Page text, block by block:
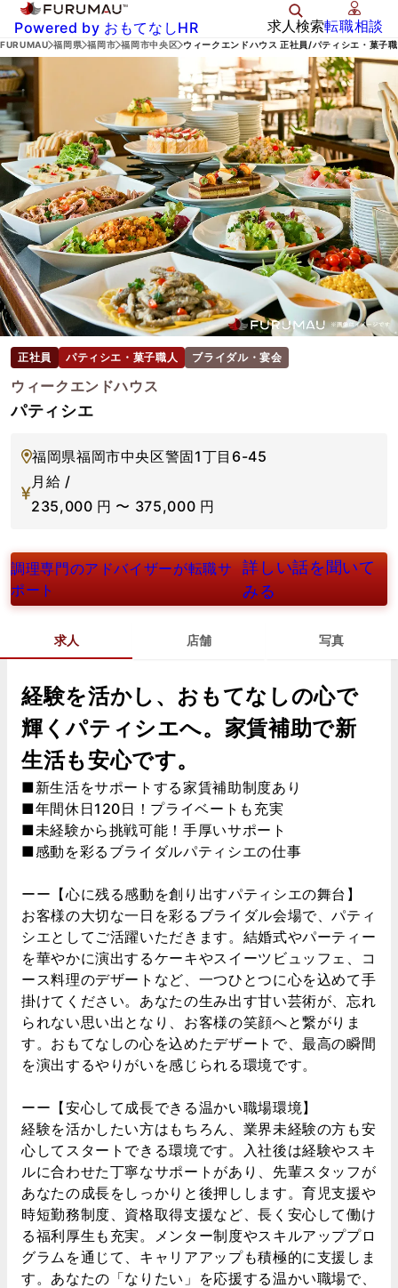
Powered by おもてなしHR 求人検索転職相談
FURUMAU 福岡県 福岡市 福岡市中央区 ウィークエンドハウス 正社員/パティシエ・菓子
正社員 パティシエ・菓子職人 ブライダル・宴会
ウィークエンドハウス
パティシエ
福岡県福岡市中央区警固1丁目6-45
月給 /
235,000 円 〜 375,000 円
調理専門のアドバイザーが転職サ
ポート
詳しい話を聞いて
みる
求人 店舗 写真
経験を活かし、おもてなしの心で
輝くパティシエへ。家賃補助で新
生活も安心です。
■新生活をサポートする家賃補助制度あり
■年間休日120日！プライベートも充実
■未経験から挑戦可能！手厚いサポート
■感動を彩るブライダルパティシエの仕事
ーー【心に残る感動を創り出すパティシエの舞台】
お客様の大切な一日を彩るブライダル会場で、パティ
シエとしてご活躍いただきます。結婚式やパーティー
を華やかに演出するケーキやスイーツビュッフェ、コ
ース料理のデザートなど、一つひとつに心を込めて手
掛けてください。あなたの生み出す甘い芸術が、忘れ
られない思い出となり、お客様の笑顔へと繋がりま
す。おもてなしの心を込めたデザートで、最高の瞬間
を演出するやりがいを感じられる環境です。
ーー【安心して成長できる温かい職場環境】
経験を活かしたい方はもちろん、業界未経験の方も安
心してスタートできる環境です。入社後は経験やスキ
ルに合わせた丁寧なサポートがあり、先輩スタッフが
あなたの成長をしっかりと後押しします。育児支援や
時短勤務制度、資格取得支援など、長く安心して働け
る福利厚生も充実。メンター制度やスキルアッププロ
グラムを通じて、キャリアアップも積極的に支援しま
す。あなたの「なりたい」を応援する温かい職場で、